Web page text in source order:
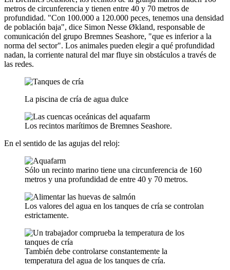
metros de circunferencia y tienen entre 40 y 70 metros de
profundidad. "Con 100.000 a 120.000 peces, tenemos una densidad
de población baja", dice Simon Nesse Økland, responsable de
comunicación del grupo Bremnes Seashore, "que es inferior a la
norma del sector". Los animales pueden elegir a qué profundidad
nadan, la corriente natural del mar fluye sin obstáculos a través de
las redes.
La piscina de cría de agua dulce
Los recintos marítimos de Bremnes Seashore.
En el sentido de las agujas del reloj:
Sólo un recinto marino tiene una circunferencia de 160
metros y una profundidad de entre 40 y 70 metros.
Los valores del agua en los tanques de cría se controlan
estrictamente.
También debe controlarse constantemente la
temperatura del agua de los tanques de cría.